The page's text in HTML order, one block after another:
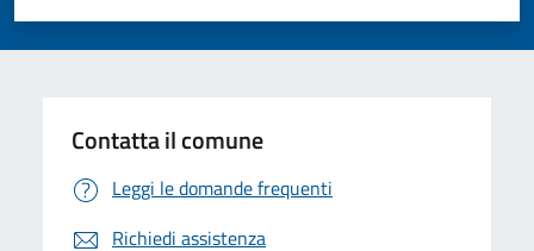
Valuta 5 stelle su 5
Valuta 4 stelle su 5
Valuta 3 stelle su 5
Valuta 2 stelle su 5
Valuta 1 stelle su 5
Contatta il comune
Leggi le domande frequenti
Richiedi assistenza